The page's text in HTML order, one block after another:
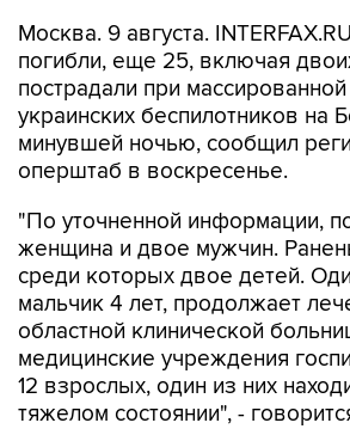
Москва. 9 августа.
погибли, еще 25, включая
пострадали при массированной
украинских беспилотников на
минувшей ночью, сообщил
оперштаб в воскресенье.
"По уточненной информации,
женщина и двое мужчин.
среди которых двое детей.
мальчик 4 лет, продолжает
областной клинической
медицинские учреждения
12 взрослых, один из них
тяжелом состоянии", -